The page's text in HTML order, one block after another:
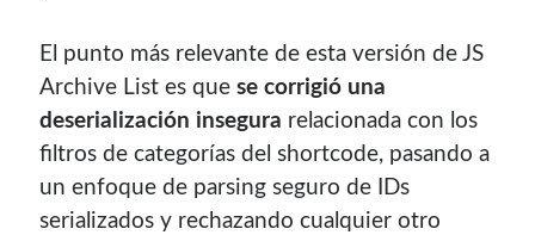
Si te gusta este sitio web o mi trabajo, puedes hacer una
pequeña donación. Me ayudará a invertir tiempo en crear
contenido para este sitio.
El punto más relevante de esta versión de JS
Archive List es quese corrigió una
deserialización insegura relacionada con los
filtros de categorías del shortcode, pasando a
un enfoque de parsing seguro de IDs
serializados y rechazando cualquier otro